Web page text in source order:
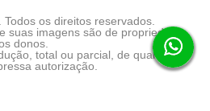
os direitos reservados.
suas imagens são de propriedade
donos.
total ou parcial, de qualquer
autorização.